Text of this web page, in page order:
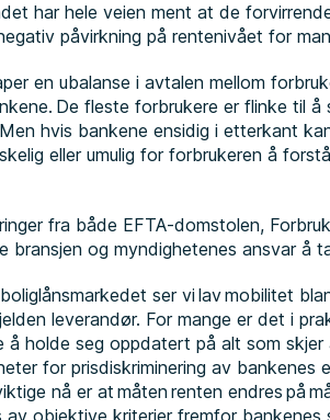
har hele veien ment at de
påvirkning på rentenivået for
en ubalanse i avtalen mellom
De fleste forbrukere er flinke til å
hvis bankene ensidig i etterkant
eller umulig for forbrukeren å
fra både EFTA-domstolen,
bransjen og myndighetenes ansvar å
ser vi lav mobilitet
leverandør. For mange er det i
å holde seg oppdatert på alt som
for prisdiskriminering av
nå er at måten renten endres på
av objektive kriterier fremfor